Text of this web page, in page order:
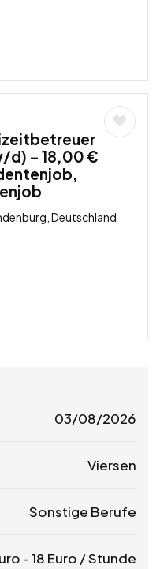
d) – 18,00 €
Deutschland
03/08/2026
Viersen
Sonstige Berufe
-18 Euro / Stunde